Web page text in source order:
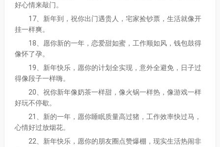
好心情来敲门。
17、新年到，祝你出门遇贵人，宅家捡钞票，生活就像开
挂一样爽。
18、愿你新的一年，恋爱甜如蜜，工作顺如风，钱包鼓得
像怀了孕。
19、新年快乐，愿你的计划全实现，意外全避免，日子过
得像段子一样嗨。
20、祝你新年像奶茶一样甜，像火锅一样热，像游戏一样
好玩不停歇。
21、新的一年，愿你睡眠质量高过猪，工作效率快过马，
心情好过放烟花。
22、新年快乐，愿你的朋友圈点赞爆棚，现实生活热闹非